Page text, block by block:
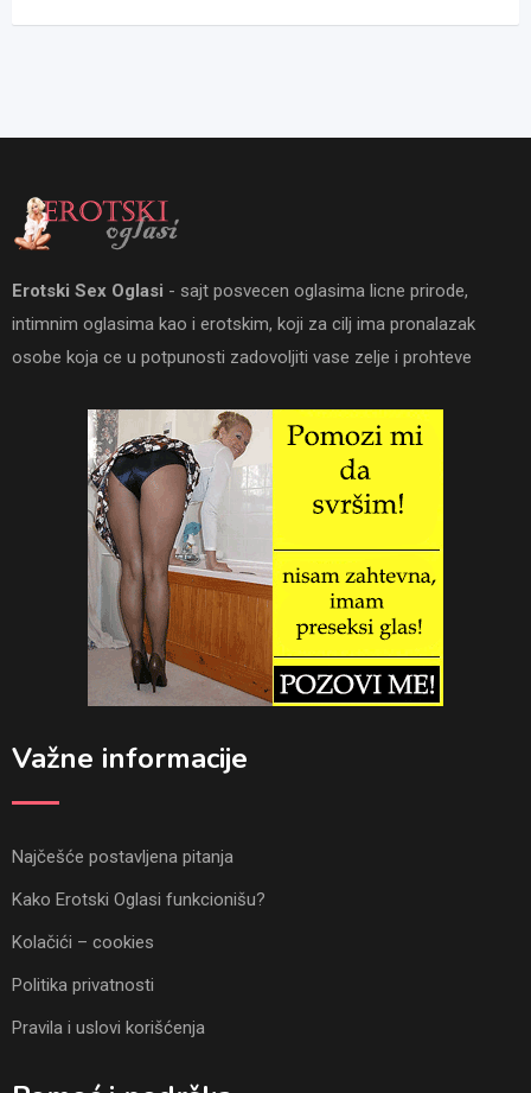
Erotski Sex Oglasi - sajt posvecen oglasima licne prirode,
intimnim oglasima kao i erotskim, koji za cilj ima pronalazak
osobe koja ce u potpunosti zadovoljiti vase zelje i prohteve
Važne informacije
Najčešće postavljena pitanja
Kako Erotski Oglasi funkcionišu?
Kolačići – cookies
Politika privatnosti
Pravila i uslovi korišćenja